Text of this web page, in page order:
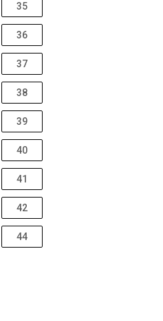
35
36
37
38
39
40
41
42
44